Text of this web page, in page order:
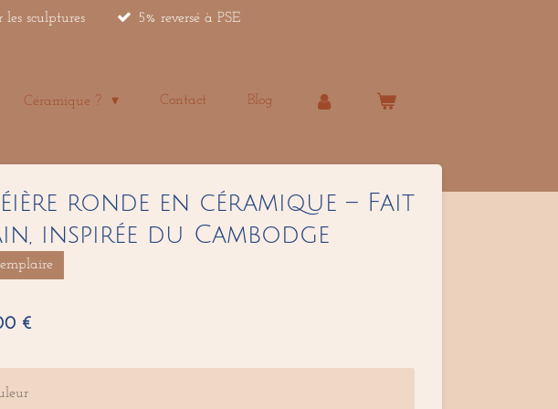
sculptures 5% reversé à PSE
Céramique ? Contact Blog
ronde en céramique – Fait
inspirée du Cambodge
€